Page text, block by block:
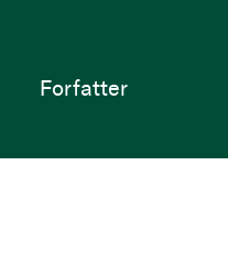
Forfatter